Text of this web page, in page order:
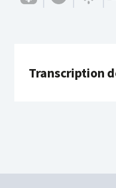
Transcription